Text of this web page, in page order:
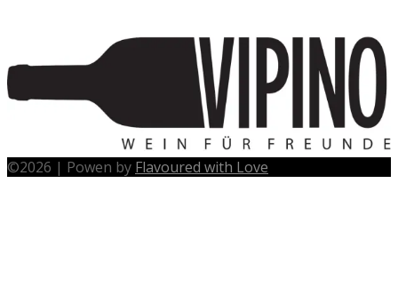
©2026 | Powen by Flavoured with Love